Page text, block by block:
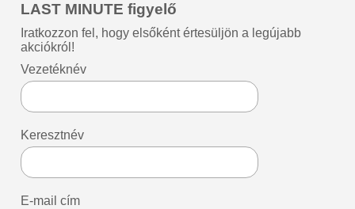
LAST MINUTE figyelő
Iratkozzon fel, hogy elsőként értesüljön a legújabb
akciókról!
Vezetéknév
Keresztnév
E-mail cím